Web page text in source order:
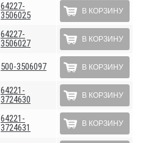
64227-
3506025
В КОРЗИНУ
64227-
3506027
В КОРЗИНУ
500-3506097 В КОРЗИНУ
64221-
3724630
В КОРЗИНУ
64221-
3724631
В КОРЗИНУ